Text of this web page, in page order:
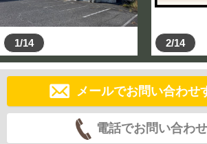
1/14 2/14
メールでお問い合わせ
電話でお問い合わ